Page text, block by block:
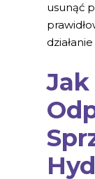
usunąć
Jak